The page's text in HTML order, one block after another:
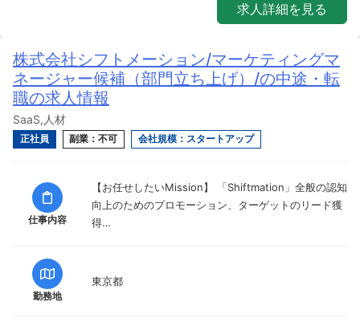
求人詳細を見る
株式会社シフトメーション/マーケティングマ
ネージャー候補（部門立ち上げ）/の中途・転
職の求人情報
SaaS,人材
正社員 副業：不可 会社規模：スタートアップ
仕事内容
【お任せしたいMission】 「Shiftmation」全般の認知
向上のためのプロモーション、ターゲットのリード獲
得…
勤務地
東京都